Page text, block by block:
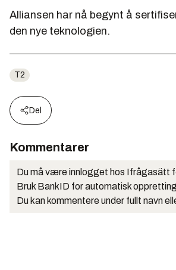
Alliansen har nå begynt å
den nye teknologien.
T2
Del
Kommentarer
Du må være innlogget hos Ifrågasätt
Bruk BankID for automatisk
Du kan kommentere under fullt navn